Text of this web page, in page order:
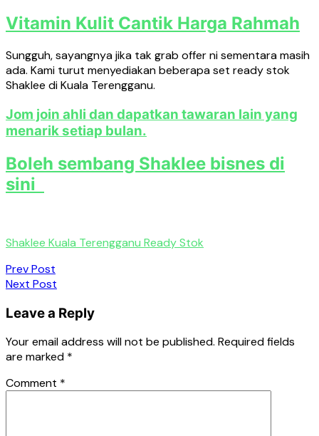
Vitamin Kulit Cantik Harga Rahmah
Sungguh, sayangnya jika tak grab offer ni sementara masih
ada. Kami turut menyediakan beberapa set ready stok
Shaklee di Kuala Terengganu.
Jom join ahli dan dapatkan tawaran lain yang
menarik setiap bulan.
Boleh sembang Shaklee bisnes di
sini
Shaklee Kuala Terengganu Ready Stok
Post
navigation
Prev Post
Next Post
Leave a Reply
Your email address will not be published. Required fields
are marked *
Comment *